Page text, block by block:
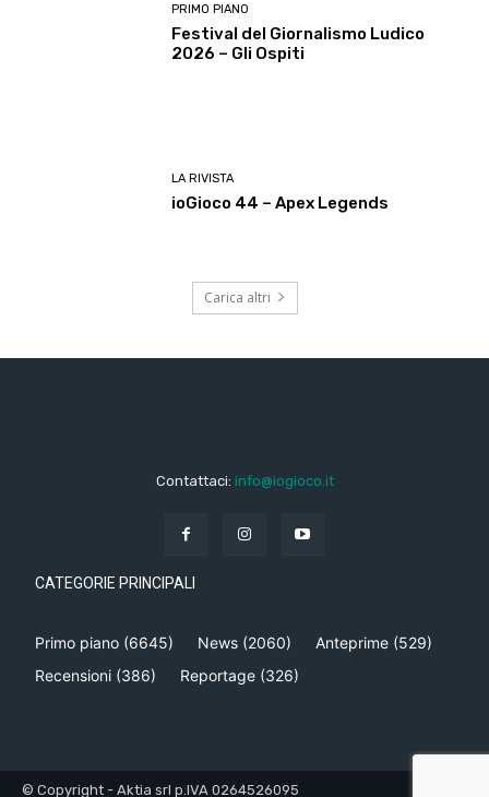
PRIMO PIANO
Festival del Giornalismo Ludico
2026 – Gli Ospiti
LA RIVISTA
ioGioco 44 – Apex Legends
Carica altri
Contattaci: info@iogioco.it
CATEGORIE PRINCIPALI
Primo piano (6645) News (2060) Anteprime (529)
Recensioni (386) Reportage (326)
© Copyright - Aktia srl p.IVA 0264526095